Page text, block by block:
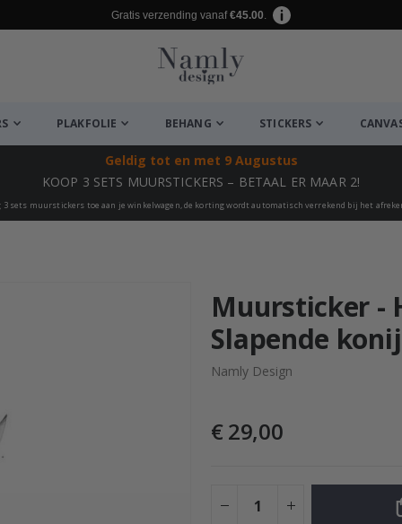
Gratis verzending vanaf€45.00.
PLAKFOLIE BEHANG STICKERS
Geldig tot en met 9 Augustus
KOOP 3 SETS MUURSTICKERS – BETAAL ER MAAR 2!
3 sets muurstickers toe aan je winkelwagen, de korting wordt automatisch verrekend bij het
Muursticker -
Slapende
Namly Design
€ 29,00